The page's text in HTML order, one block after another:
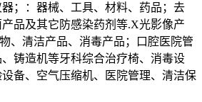
；：器械、工具、材料、药品；去
品及其它防感染药剂等.X光影像产
、清洁产品、消毒产品；口腔医院管
铸造机等牙科综合治疗椅、消毒设
备、空气压缩机、医院管理、清洁保